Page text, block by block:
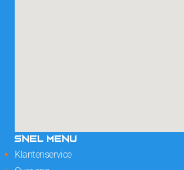
SNEL MENU
Klantenservice